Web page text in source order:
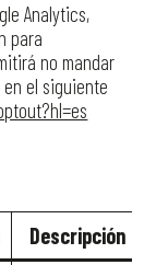
Analytics,
para
no mandar
el siguiente
Descripción